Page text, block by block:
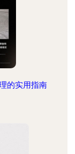
的实用指南